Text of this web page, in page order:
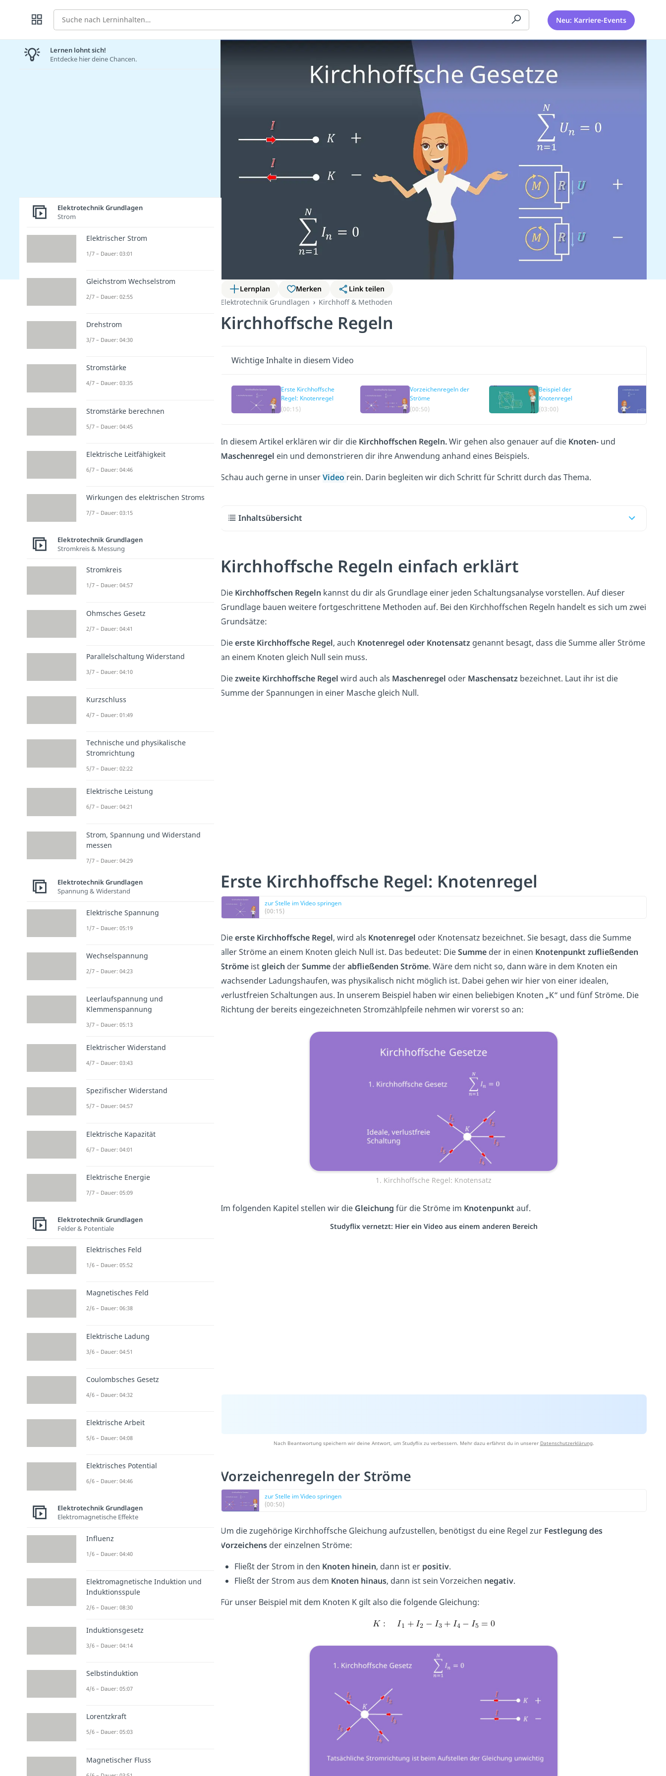
Suche Neu: Karriere-Events
Lernplan Merken
Link teilen
Elektrotechnik Grundlagen
Kirchhoff & Methoden
Kirchhoffsche Regeln
Wichtige Inhalte in diesem Video
Erste Kirchhoffsche
Regel: Knotenregel
(00:15)
Vorzeichenregeln der
Ströme
(00:50)
Beispiel der
Knotenregel
(03:00)
In diesem Artikel erklären wir dir die Kirchhoffschen Regeln.Wir gehen also genauer auf die Knoten- und
Maschenregel ein und demonstrieren dir ihre Anwendung anhand eines Beispiels.
Schau auch gerne in unserVideo rein. Darin begleiten wir dich Schritt für Schritt durch das Thema.
Inhaltsübersicht
Kirchhoffsche Regeln einfach erklärt
Die Kirchhoffschen Regeln kannst du dir als Grundlage einer jeden Schaltungsanalyse vorstellen. Auf dieser
Grundlage bauen weitere fortgeschrittene Methoden auf. Bei den Kirchhoffschen Regeln handelt es sich um zwei
Grundsätze:
Dieerste Kirchhoffsche Regel, auch Knotenregel oder Knotensatz genannt besagt, dass die Summe aller Ströme
an einem Knoten gleich Null sein muss.
Diezweite Kirchhoffsche Regel wird auch als Maschenregel oder Maschensatz bezeichnet. Laut ihr ist die
Summe der Spannungen in einer Masche gleich Null.
Erste Kirchhoffsche Regel: Knotenregel
zur Stelle im Video springen
(00:15)
Dieerste Kirchhoffsche Regel, wird als Knotenregel oder Knotensatz bezeichnet. Sie besagt, dass die Summe
aller Ströme an einem Knoten gleich Null ist. Das bedeutet: DieSumme der in einen Knotenpunkt zufließenden
Ströme istgleich derSumme derabfließenden Ströme. Wäre dem nicht so, dann wäre in dem Knoten ein
wachsender Ladungshaufen, was physikalisch nicht möglich ist. Dabei gehen wir hier von einer idealen,
verlustfreien Schaltungen aus. In unserem Beispiel haben wir einen beliebigen Knoten „K“ und fünf Ströme. Die
Richtung der bereits eingezeichneten Stromzählpfeile nehmen wir vorerst so an:
1. Kirchhoffsche Regel: Knotensatz
Im folgenden Kapitel stellen wir die Gleichung für die Ströme im Knotenpunkt auf.
Studyflix vernetzt: Hier ein Video aus einem anderen Bereich
Nach Beantwortung speichern wir deine Antwort, um Studyflix zu verbessern. Mehr dazu erfährst du in unserer Datenschutzerklärung.
Vorzeichenregeln der Ströme
zur Stelle im Video springen
(00:50)
Um die zugehörige Kirchhoffsche Gleichung aufzustellen, benötigst du eine Regel zur Festlegung des
Vorzeichens der einzelnen Ströme:
Fließt der Strom in den Knoten hinein, dann ist er positiv.
Fließt der Strom aus dem Knoten hinaus, dann ist sein Vorzeichen negativ.
Für unser Beispiel mit dem Knoten K gilt also die folgende Gleichung:
Lernen lohnt sich!
Entdecke hier deine Chancen.
Elektrotechnik Grundlagen
Strom
Elektrischer Strom
1/7 – Dauer: 03:01
Gleichstrom Wechselstrom
2/7 – Dauer: 02:55
Drehstrom
3/7 – Dauer: 04:30
Stromstärke
4/7 – Dauer: 03:35
Stromstärke berechnen
5/7 – Dauer: 04:45
Elektrische Leitfähigkeit
6/7 – Dauer: 04:46
Wirkungen des elektrischen Stroms
7/7 – Dauer: 03:15
Elektrotechnik Grundlagen
Stromkreis & Messung
Stromkreis
1/7 – Dauer: 04:57
Ohmsches Gesetz
2/7 – Dauer: 04:41
Parallelschaltung Widerstand
3/7 – Dauer: 04:10
Kurzschluss
4/7 – Dauer: 01:49
Technische und physikalische
Stromrichtung
5/7 – Dauer: 02:22
Elektrische Leistung
6/7 – Dauer: 04:21
Strom, Spannung und Widerstand
messen
7/7 – Dauer: 04:29
Elektrotechnik Grundlagen
Spannung & Widerstand
Elektrische Spannung
1/7 – Dauer: 05:19
Wechselspannung
2/7 – Dauer: 04:23
Leerlaufspannung und
Klemmenspannung
3/7 – Dauer: 05:13
Elektrischer Widerstand
4/7 – Dauer: 03:43
Spezifischer Widerstand
5/7 – Dauer: 04:57
Elektrische Kapazität
6/7 – Dauer: 04:01
Elektrische Energie
7/7 – Dauer: 05:09
Elektrotechnik Grundlagen
Felder & Potentiale
Elektrisches Feld
1/6 – Dauer: 05:52
Magnetisches Feld
2/6 – Dauer: 06:38
Elektrische Ladung
3/6 – Dauer: 04:51
Coulombsches Gesetz
4/6 – Dauer: 04:32
Elektrische Arbeit
5/6 – Dauer: 04:08
Elektrisches Potential
6/6 – Dauer: 04:46
Elektrotechnik Grundlagen
Elektromagnetische Effekte
Influenz
1/6 – Dauer: 04:40
Elektromagnetische Induktion und
Induktionsspule
2/6 – Dauer: 08:30
Induktionsgesetz
3/6 – Dauer: 04:14
Selbstinduktion
4/6 – Dauer: 05:07
Lorentzkraft
5/6 – Dauer: 05:03
Magnetischer Fluss